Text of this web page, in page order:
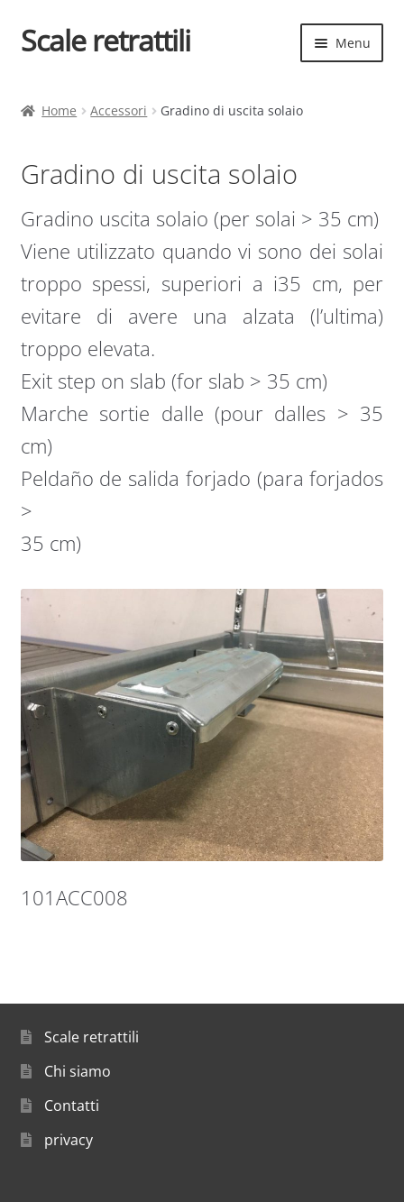
Vai
alla
Vai
al
Scale retrattili Menu
Cart
Elenco scale
il
child
Scelta rapida
il
menu
Home Accessori Gradino di uscita solaio
Gradino di uscita solaio
Gradino uscita solaio (per solai > 35 cm)
Viene utilizzato quando vi sono dei solai
troppo spessi, superiori a i35 cm, per
evitare di avere una alzata (l’ultima)
troppo elevata.
Exit step on slab (for slab > 35 cm)
Marche sortie dalle (pour dalles > 35
cm)
Peldaño de salida forjado (para forjados
>
35 cm)
101ACC008
Scale retrattili
Chi siamo
Contatti
privacy